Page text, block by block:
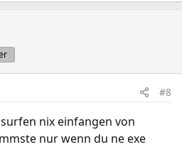
#8
nix einfangen von
nur wenn du ne exe